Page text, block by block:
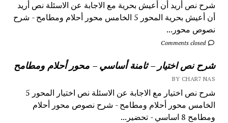
شرح نص أريد أن أعيش بحرية مع الاجابة عن الاسئلة نص أريد
أن أعيش بحرية المحور 5 الخامس محور أحلام ومطامح - شرح
نصوص محور...
Comments closed
شرح نص اختيار – ثامنة أساسي – محور أحلام ومطامح
BY CHAR7 NAS
شرح نص اختيار مع الاجابة عن الاسئلة نص اختيار المحور 5
الخامس محور أحلام ومطامح - شرح نصوص محور أحلام
ومطامح 8 اساسي - تحضير...